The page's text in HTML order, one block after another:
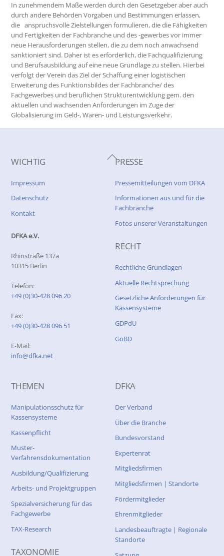
In zunehmendem Maße werden durch den Gesetzgeber aber auch
durch andere Behörden Vorgaben und Bestimmungen erlassen,
die anspruchsvolle Zielstellungen formulieren, die die Fähigkeiten
und Fertigkeiten der Fachbranche und des -gewerbes vor immer
neue Herausforderungen stellen, die zu dem noch anwachsend
sanktioniert sind. Daher ist es erforderlich, die Fachqualifizierung
und Berufsausbildung auf eine neue Grundlage zu stellen. Hierbei
verfolgt der Verein das Ziel der Schaffung einer logistischen
Erweiterung des Funktionsbildes der Fachbranche/ des
Fachgewerbes und beruflichen Strukturentwicklung gem. den
aktuellen und wachsenden Anforderungen im Zuge der
Globalisierung im Geld-, Waren- und Leistungsverkehr.
Back
To
WICHTIG
Impressum
Datenschutz
Kontakt
DFKA e.V.
Rhinstraße 137a
10315 Berlin
Telefon:
+49 (0)30-428 096 20
Fax:
+49 (0)30-428 096 51
E-Mail:
info@dfka.net
PRESSE
Pressemitteilungen vom DFKA
Informationen aus und für die
Fachbranche
Fotos unserer Veranstaltungen
RECHT
Rechtliche Grundlagen
Aktuelle Rechtsprechung
Gesetzliche Anforderungen für
Kassensysteme
GDPdU
GoBD
THEMEN
Manipulationsschutz für
Kassensysteme
Kassenpflicht
Muster-
Verfahrensdokumentation
Ausbildung/Qualifizierung
Arbeits- und Projektgruppen
Spezialversicherung für das
Fachgewerbe
TAX-Research
TAXONOMIE
DFKA
Der Verband
Über die Branche
Bundesvorstand
Expertenrat
Mitgliedsfirmen
Mitgliedsfirmen | Standorte
Fördermitglieder
Ehrenmitglieder
Landesbeauftragte | Regionale
Standorte